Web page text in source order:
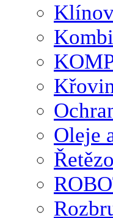
Oleje